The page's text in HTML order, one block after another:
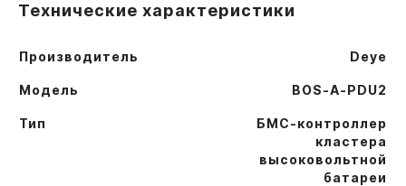
Технические характеристики
Производитель Deye
Модель BOS-A-PDU2
Тип
БМС-контроллер
кластера
высоковольтной
батареи